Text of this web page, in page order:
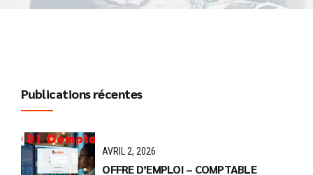
Publications récentes
AVRIL 2, 2026
OFFRE D’EMPLOI – COMPTABLE